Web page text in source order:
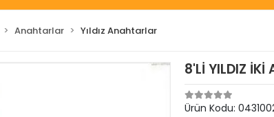
Anahtarlar Yıldız Anahtarlar
8'Lİ YILDIZ
Ürün Kodu: